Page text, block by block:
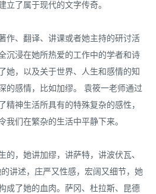
立了属于现代的文字传奇。
作、翻译、讲课或者她主持的研讨活
沉浸在她所热爱的工作中的学者和诗
她，以及关于世界、人生和感情的知
的感情，比如加缪。 袁筱一老师通过
精神生活所具有的特殊复杂的感性，
我们在繁杂的生活中平静下来。
的，她讲加缪，讲萨特，讲波伏瓦、
讲述，庄严又性感，宏阔又细节，她
成了她的血肉。萨冈、杜拉斯、昆德